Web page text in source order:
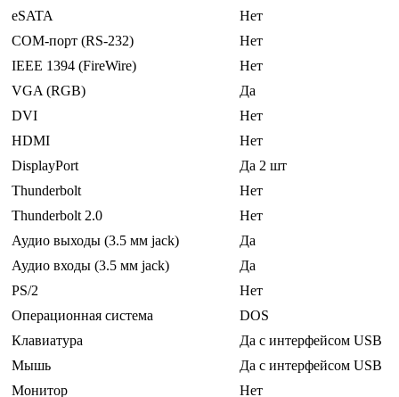
eSATA
Нет
COM-порт (RS-232)
Нет
IEEE 1394 (FireWire)
Нет
VGA (RGB)
Да
DVI
Нет
HDMI
Нет
DisplayPort
Да 2 шт
Thunderbolt
Нет
Thunderbolt 2.0
Нет
Аудио выходы (3.5 мм jack)
Да
Аудио входы (3.5 мм jack)
Да
PS/2
Нет
Операционная система
DOS
Клавиатура
Да с интерфейсом USB
Мышь
Да с интерфейсом USB
Монитор
Нет